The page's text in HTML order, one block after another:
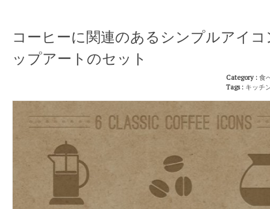
コーヒーに関連のあるシンプルアイ
ップアートのセット
Category : 食
Tags : キッチ